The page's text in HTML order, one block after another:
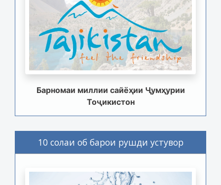
Барномаи миллии сайёҳии Ҷумҳурии
Тоҷикистон
10 солаи об барои рушди устувор